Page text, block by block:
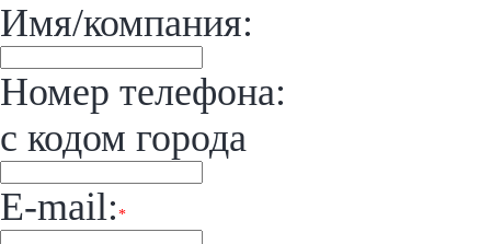
Имя/компания:
Номер телефона:
с кодом города
E-mail: *